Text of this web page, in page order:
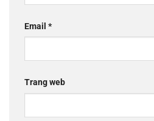
Email *
Trang web